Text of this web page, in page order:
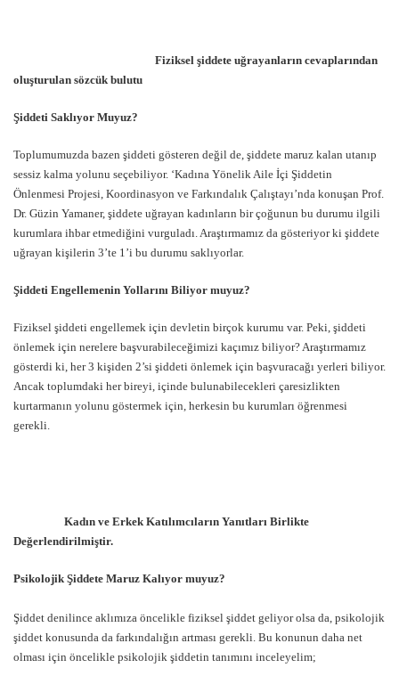
Fiziksel şiddete uğrayanların cevaplarından
oluşturulan sözcük bulutu
Şiddeti Saklıyor Muyuz?
Toplumumuzda bazen şiddeti gösteren değil de, şiddete maruz kalan utanıp
sessiz kalma yolunu seçebiliyor. ‘Kadına Yönelik Aile İçi Şiddetin
Önlenmesi Projesi, Koordinasyon ve Farkındalık Çalıştayı’nda konuşan Prof.
Dr. Güzin Yamaner, şiddete uğrayan kadınların bir çoğunun bu durumu ilgili
kurumlara ihbar etmediğini vurguladı. Araştırmamız da gösteriyor ki şiddete
uğrayan kişilerin 3’te 1’i bu durumu saklıyorlar.
Şiddeti Engellemenin Yollarını Biliyor muyuz?
Fiziksel şiddeti engellemek için devletin birçok kurumu var. Peki, şiddeti
önlemek için nerelere başvurabileceğimizi kaçımız biliyor? Araştırmamız
gösterdi ki, her 3 kişiden 2’si şiddeti önlemek için başvuracağı yerleri biliyor.
Ancak toplumdaki her bireyi, içinde bulunabilecekleri çaresizlikten
kurtarmanın yolunu göstermek için, herkesin bu kurumları öğrenmesi
gerekli.
Kadın ve Erkek Katılımcıların Yanıtları Birlikte
Değerlendirilmiştir.
Psikolojik Şiddete Maruz Kalıyor muyuz?
Şiddet denilince aklımıza öncelikle fiziksel şiddet geliyor olsa da, psikolojik
şiddet konusunda da farkındalığın artması gerekli. Bu konunun daha net
olması için öncelikle psikolojik şiddetin tanımını inceleyelim;